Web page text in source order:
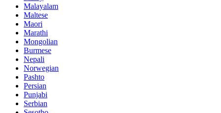
Malayalam
Maltese
Maori
Marathi
Mongolian
Burmese
Nepali
Norwegian
Pashto
Persian
Punjabi
Serbian